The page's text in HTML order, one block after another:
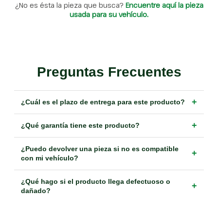
¿No es ésta la pieza que busca? Encuentre aquí la pieza
usada para su vehículo.
Preguntas Frecuentes
¿Cuál es el plazo de entrega para este producto? +
¿Qué garantía tiene este producto? +
¿Puedo devolver una pieza si no es compatible
con mi vehículo?
+
¿Qué hago si el producto llega defectuoso o
dañado?
+